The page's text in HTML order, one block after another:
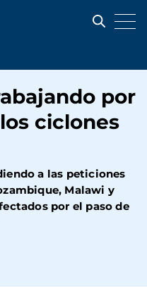
por
ciclones
a las peticiones
Malawi y
por el paso de